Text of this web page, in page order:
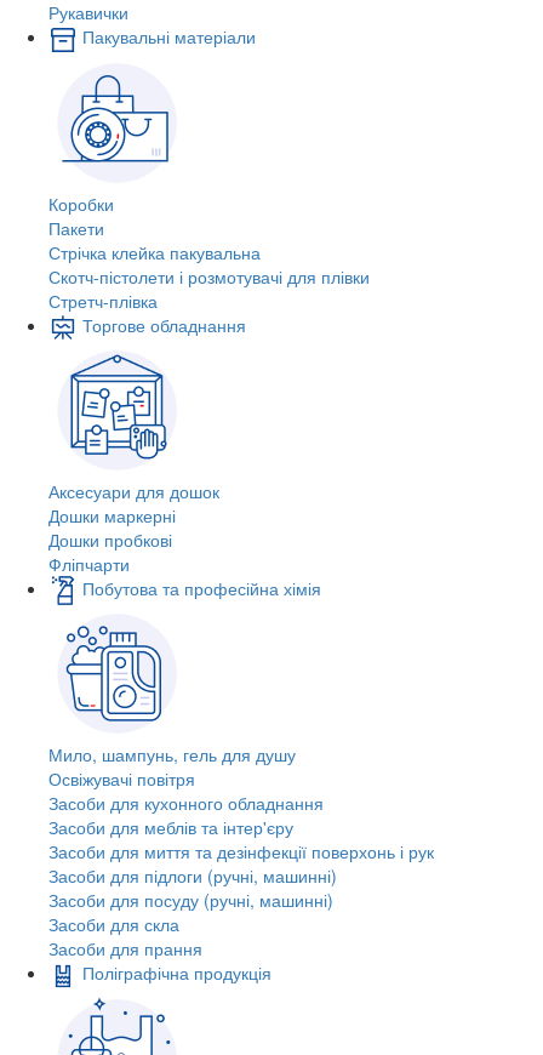
Рукавички
Пакувальні матеріали
Коробки
Пакети
Стрічка клейка пакувальна
Скотч-пістолети і розмотувачі для плівки
Стретч-плівка
Торгове обладнання
Аксесуари для дошок
Дошки маркерні
Дошки пробкові
Фліпчарти
Побутова та професійна хімія
Мило, шампунь, гель для душу
Освіжувачі повітря
Засоби для кухонного обладнання
Засоби для меблів та інтер'єру
Засоби для миття та дезінфекції поверхонь і рук
Засоби для підлоги (ручні, машинні)
Засоби для посуду (ручні, машинні)
Засоби для скла
Засоби для прання
Поліграфічна продукція